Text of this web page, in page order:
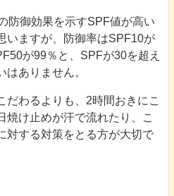
防御効果を示すSPF値が高い
いますが、防御率はSPF10が
が99％と、SPFが30を超え
ありません。
だわるよりも、2時間おきにこ
焼け止めが汗で流れたり、こ
対する対策をとる方が大切で